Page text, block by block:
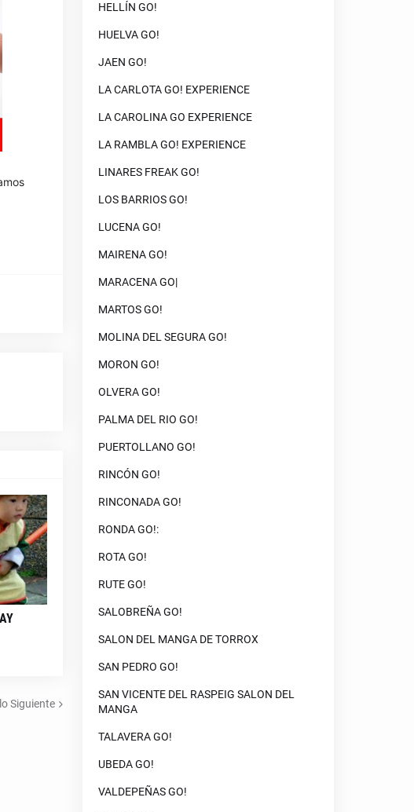
Siguiente
HELLÍN GO!
HUELVA GO!
JAEN GO!
LA CARLOTA GO! EXPERIENCE
LA CAROLINA GO EXPERIENCE
LA RAMBLA GO! EXPERIENCE
LINARES FREAK GO!
LOS BARRIOS GO!
LUCENA GO!
MAIRENA GO!
MARACENA GO|
MARTOS GO!
MOLINA DEL SEGURA GO!
MORON GO!
OLVERA GO!
PALMA DEL RIO GO!
PUERTOLLANO GO!
RINCÓN GO!
RINCONADA GO!
RONDA GO!:
ROTA GO!
RUTE GO!
SALOBREÑA GO!
SALON DEL MANGA DE TORROX
SAN PEDRO GO!
SAN VICENTE DEL RASPEIG SALON DEL
MANGA
TALAVERA GO!
UBEDA GO!
VALDEPEÑAS GO!